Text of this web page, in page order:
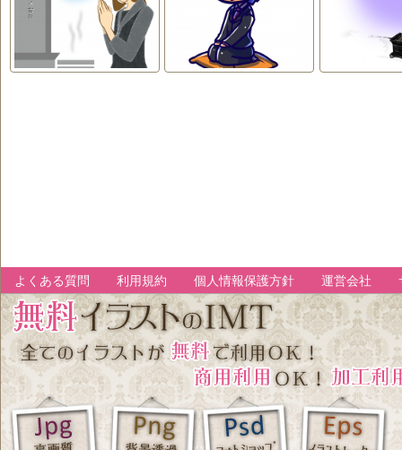
よくある質問 利用規約 個人情報保護方針 運営会社